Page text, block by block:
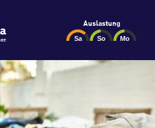
Auslastung